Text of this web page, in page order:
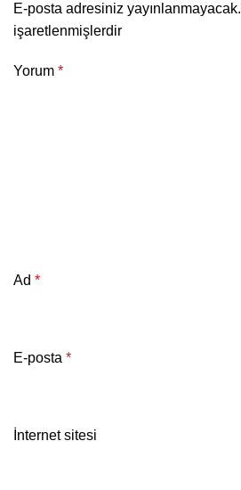
E-posta adresiniz yayınlanmayacak.
işaretlenmişlerdir
Yorum *
Ad *
E-posta *
İnternet sitesi